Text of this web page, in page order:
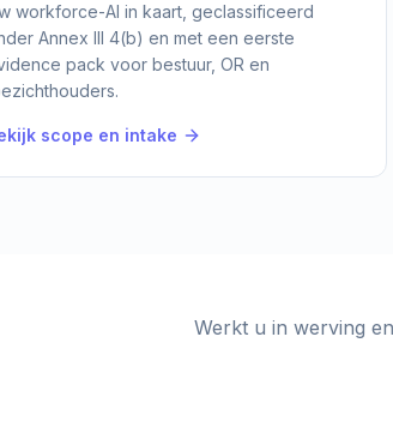
workforce-AI in kaart, geclassificeerd
Annex III 4(b) en met een eerste
pack voor bestuur, OR en
scope en intake
Werkt u in werving